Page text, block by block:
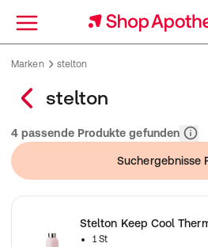
Menü
Marken stelton
stelton
4 passende Produkte gefunden
Suchergebnisse
Stelton Keep Cool
1 St